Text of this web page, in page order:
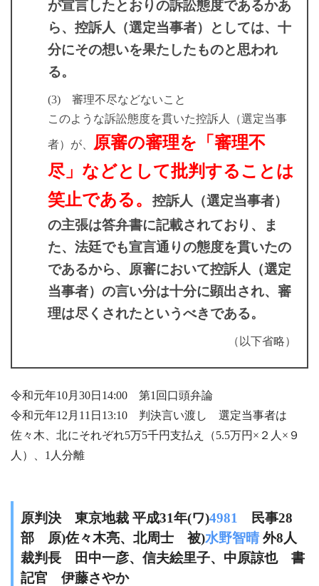
が宣言したとおりの訴訟態度であるかあ
ら、控訴人（選定当事者）としては、十
分にその想いを果たしたものと思われ
る。
(3) 審理不尽などないこと
このような訴訟態度を貫いた控訴人（選定当事
者）が、
原審の審理を「審理不
尽」などとして批判することは
笑止である。
控訴人（選定当事者）
の主張は答弁書に記載されており、ま
た、法廷でも宣言通りの態度を貫いたの
であるから、原審において控訴人（選定
当事者）の言い分は十分に顕出され、審
理は尽くされたというべきである。
（以下省略）
令和元年10月30日14:00 第1回口頭弁論
令和元年12月11日13:10 判決言い渡し 選定当事者は
佐々木、北にそれぞれ5万5千円支払え（5.5万円×２人×９
人）、1人分離
原判決 東京地裁 平成31年(ワ)4981
民事28
部 原)佐々木亮、北周士 被)水野智晴 外8人
裁判長 田中一彦、信夫絵里子、中原諒也 書
記官 伊藤さやか